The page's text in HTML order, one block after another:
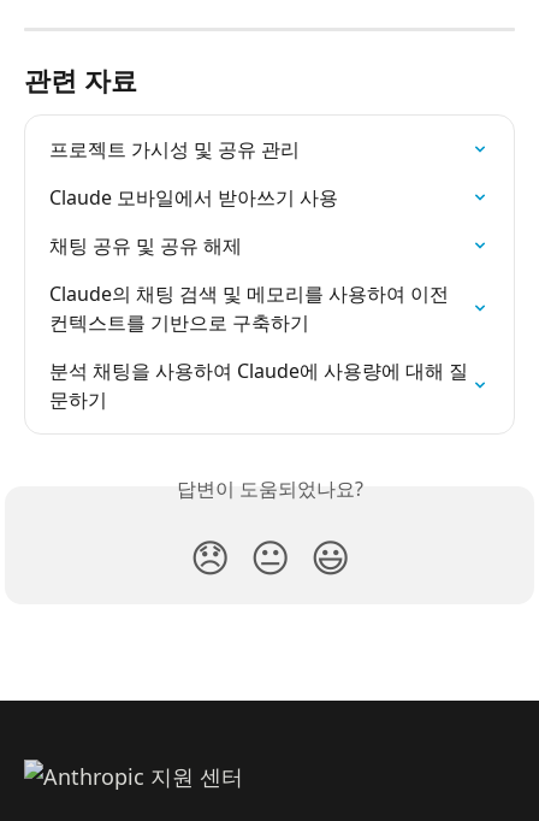
관련 자료
프로젝트 가시성 및 공유 관리
Claude 모바일에서 받아쓰기 사용
채팅 공유 및 공유 해제
Claude의 채팅 검색 및 메모리를 사용하여 이전
컨텍스트를 기반으로 구축하기
분석 채팅을 사용하여 Claude에 사용량에 대해 질
문하기
답변이 도움되었나요?
😞 😐 😃